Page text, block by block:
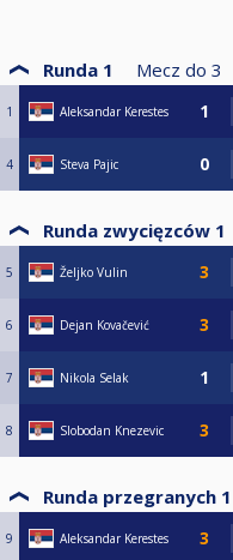
Runda 1 Mecz do 3
1 Aleksandar Kerestes
4 Steva Pajic
Runda zwycięzców 1
5 Željko Vulin
6 Dejan Kovačević
7 Nikola Selak
8 Slobodan Knezevic
Runda przegranych 1
9 Aleksandar Kerestes